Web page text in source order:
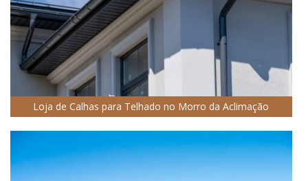
Loja de Calhas para Telhado no Morro da Aclimação